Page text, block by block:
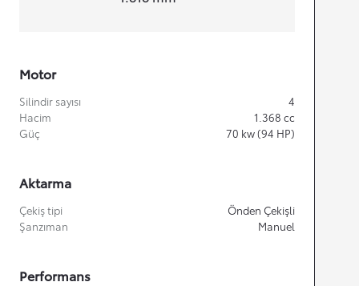
Motor
Silindir sayısı
4
Hacim
1.368 cc
Güç
70 kw (94 HP)
Aktarma
Çekiş tipi
Önden Çekişli
Şanzıman
Manuel
Performans